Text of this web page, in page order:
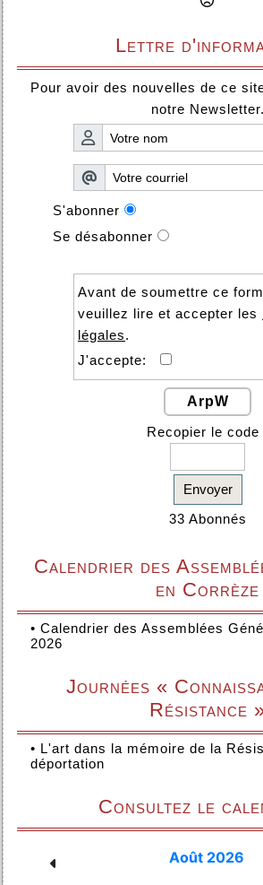
Lettre
Pour avoir des nouvelles de ce
notre Newsletter.
S'abonner
Se désabonner
Avant de soumettre ce
veuillez lire et accepter les
légales.
J'accepte:
ArpW
Recopier le code
Envoyer
33 Abonnés
Calendrier des
en Corrèze
• Calendrier des Assemblées
2026
Journées «
Résistance
• L'art dans la mémoire de la
déportation
Consultez le